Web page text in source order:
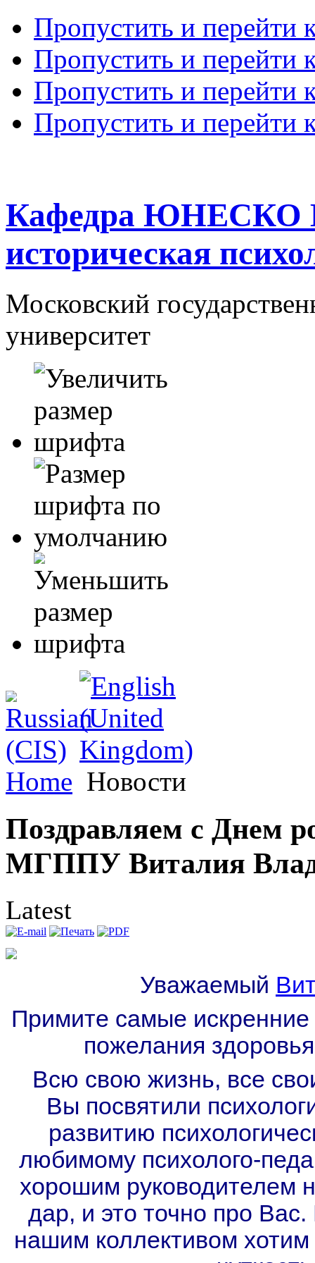
Пропустить и перейти
Пропустить и перейти
Пропустить и перейти
Пропустить и перейти
Кафедра ЮНЕСКО
историческая
Московский
университет
Home Новости
Поздравляем с Днем
МГППУ Виталия
Latest
Уважаемый
Примите самые
пожелания
Всю свою жизнь, все
Вы посвятили
развитию
любимому психолого-
хорошим руководителем
дар, и это точно про
нашим коллективом хотим